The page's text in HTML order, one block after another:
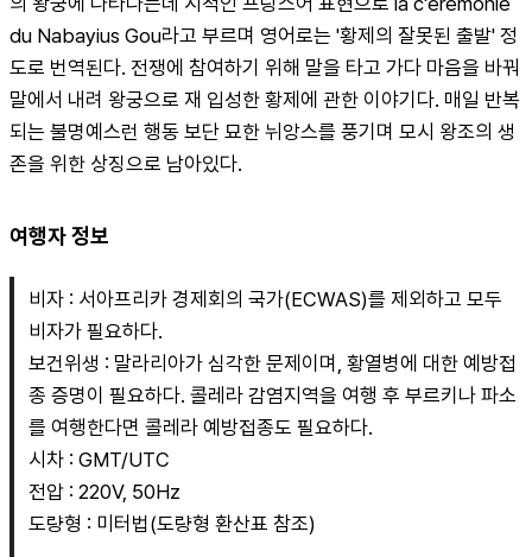
du Nabayius Gou라고 부르며 영어로는 '황제의 잘못된 출발' 정
도로 번역된다. 전쟁에 참여하기 위해 말을 타고 가다 마음을 바꿔
말에서 내려 왕궁으로 재 입성한 황제에 관한 이야기다. 매일 반복
되는 불명예스런 행동 보단 묘한 뉘앙스를 풍기며 모시 왕조의 생
존을 위한 상징으로 남아있다.
여행자 정보
비자 : 서아프리카 경제회의 국가(ECWAS)를 제외하고 모두
비자가 필요하다.
보건위생 : 말라리아가 심각한 문제이며, 황열병에 대한 예방접
종 증명이 필요하다. 콜레라 감염지역을 여행 후 부르키나 파소
를 여행한다면 콜레라 예방접종도 필요하다.
시차 : GMT/UTC
전압 : 220V, 50Hz
도량형 : 미터법(도량형 환산표 참조)